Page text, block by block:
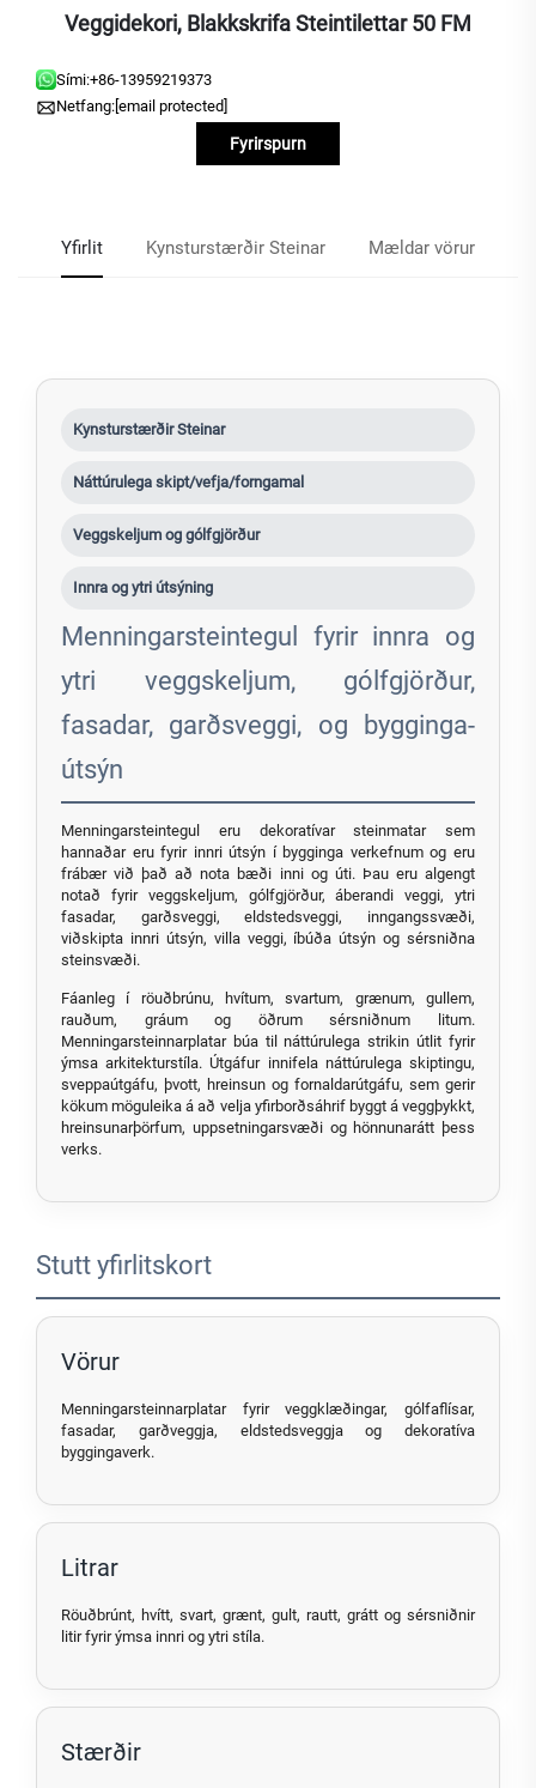
Veggidekori, Blakkskrifa Steintilettar 50 FM
Sími:+86-13959219373
Netfang: [email protected]
Fyrirspurn
Yfirlit Kynsturstærðir Steinar Mældar vörur
Kynsturstærðir Steinar
Náttúrulega skipt/vefja/forngamal
Veggskeljum og gólfgjörður
Innra og ytri útsýning
Menningarsteintegul fyrir innra og
ytri veggskeljum, gólfgjörður,
fasadar, garðsveggi, og bygginga-
útsýn
Menningarsteintegul eru dekoratívar steinmatar sem
hannaðar eru fyrir innri útsýn í bygginga verkefnum og eru
frábær við það að nota bæði inni og úti. Þau eru algengt
notað fyrir veggskeljum, gólfgjörður, áberandi veggi, ytri
fasadar, garðsveggi, eldstedsveggi, inngangssvæði,
viðskipta innri útsýn, villa veggi, íbúða útsýn og sérsniðna
steinsvæði.
Fáanleg í röuðbrúnu, hvítum, svartum, grænum, gullem,
rauðum, gráum og öðrum sérsniðnum litum.
Menningarsteinnarplatar búa til náttúrulega strikin útlit fyrir
ýmsa arkitekturstíla. Útgáfur innifela náttúrulega skiptingu,
sveppaútgáfu, þvott, hreinsun og fornaldarútgáfu, sem gerir
kökum möguleika á að velja yfirborðsáhrif byggt á veggþykkt,
hreinsunarþörfum, uppsetningarsvæði og hönnunarátt þess
verks.
Stutt yfirlitskort
Vörur
Menningarsteinnarplatar fyrir veggklæðingar, gólfaflísar,
fasadar, garðveggja, eldstedsveggja og dekoratíva
byggingaverk.
Litrar
Röuðbrúnt, hvítt, svart, grænt, gult, rautt, grátt og sérsniðnir
litir fyrir ýmsa innri og ytri stíla.
Stærðir